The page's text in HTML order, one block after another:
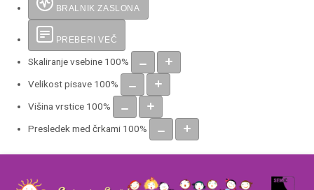
BRALNIK ZASLONA
PREBERI VEČ
Skaliranje vsebine 100%
Velikost pisave 100%
Višina vrstice 100%
Presledek med črkami 100%